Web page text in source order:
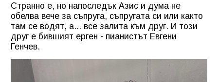
Странно е, но напоследък Азис и дума не
обелва вече за съпруга, съпругата си или както
там се водят, а... все залита към друг. И този
друг е бившият ерген - пианистът Евгени
Генчев.